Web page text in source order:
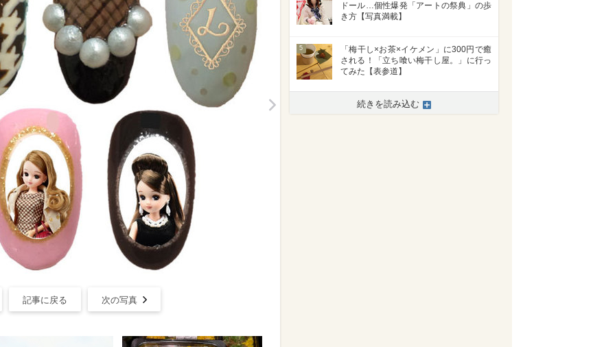
記事に戻る 次の写真
ドール…個性爆発「アートの祭典」の歩
き方【写真満載】
5
「梅干し×お茶×イケメン」に300円で癒
される！「立ち喰い梅干し屋。」に行っ
てみた【表参道】
続きを読み込む